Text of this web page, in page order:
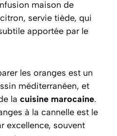
maison de
servie tiède, qui
apportée par le
les oranges est un
méditerranéen, et
la cuisine marocaine.
à la cannelle est le
excellence, souvent